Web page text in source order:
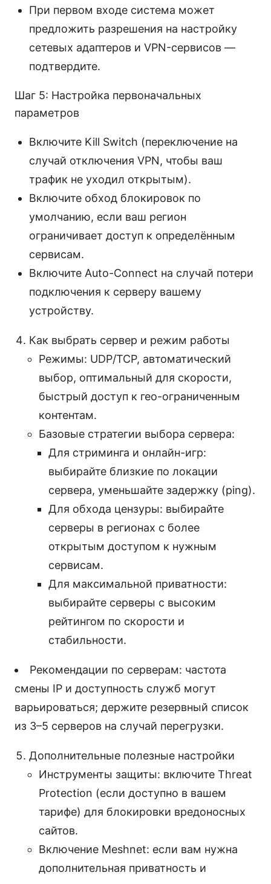
При первом входе система может
предложить разрешения на настройку
сетевых адаптеров и VPN-сервисов —
подтвердите.
Шаг 5: Настройка первоначальных
параметров
Включите Kill Switch (переключение на
случай отключения VPN, чтобы ваш
трафик не уходил открытым).
Включите обход блокировок по
умолчанию, если ваш регион
ограничивает доступ к определённым
сервисам.
Включите Auto-Connect на случай потери
подключения к серверу вашему
устройству.
Как выбрать сервер и режим работы
Режимы: UDP/TCP, автоматический
выбор, оптимальный для скорости,
быстрый доступ к гео-ограниченным
контентам.
Базовые стратегии выбора сервера:
Для стриминга и онлайн-игр:
выбирайте близкие по локации
сервера, уменьшайте задержку (ping).
Для обхода цензуры: выбирайте
серверы в регионах с более
открытым доступом к нужным
сервисам.
Для максимальной приватности:
выбирайте серверы с высоким
рейтингом по скорости и
стабильности.
Рекомендации по серверам: частота
смены IP и доступность служб могут
варьироваться; держите резервный список
из 3–5 серверов на случай перегрузки.
Дополнительные полезные настройки
Инструменты защиты: включите Threat
Protection (если доступно в вашем
тарифе) для блокировки вредоносных
сайтов.
Включение Meshnet: если вам нужна
дополнительная приватность и